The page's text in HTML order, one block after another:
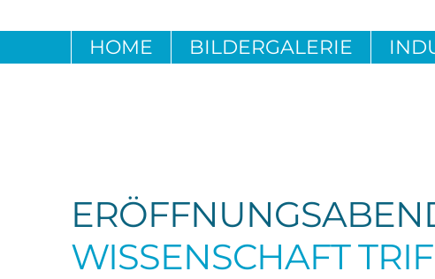
HOME BILDERGALERIE
WISSENSCHAFT